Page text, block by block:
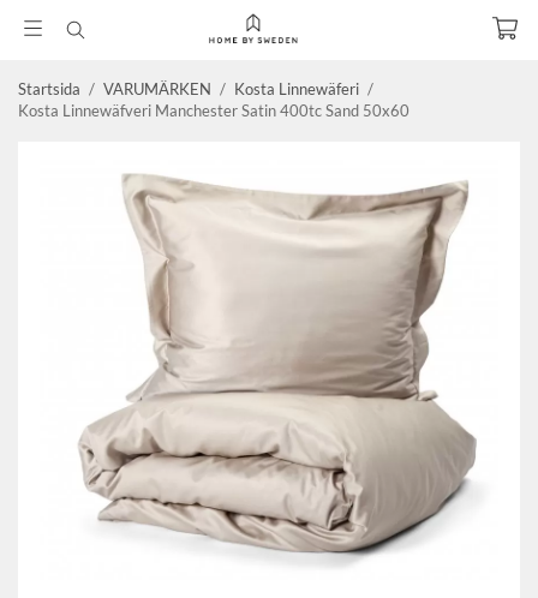
Startsida / VARUMÄRKEN / Kosta Linnewäferi /
Kosta Linnewäfveri Manchester Satin 400tc Sand 50x60